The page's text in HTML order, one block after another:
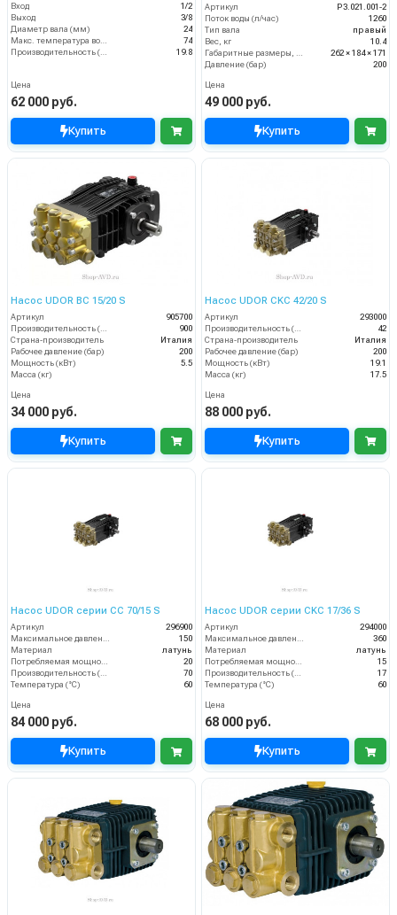
Вход
1/2
Выход
3/8
Диаметр вала (мм)
24
74
19.8
Цена
62 000 руб.
Купить
Артикул
P3.021.001-2
Поток воды (л/час)
1260
Тип вала
правый
Вес, кг
10.4
262 × 184 × 171
Давление (бар)
200
Цена
49 000 руб.
Купить
Насос UDOR BC 15/20 S
Артикул
905700
900
Страна-производитель
Италия
Рабочее давление (бар)
200
Мощность (кВт)
5.5
Масса (кг)
Цена
34 000 руб.
Купить
Насос UDOR CKC 42/20 S
Артикул
293000
42
Страна-производитель
Италия
Рабочее давление (бар)
200
Мощность (кВт)
19.1
Масса (кг)
17.5
Цена
88 000 руб.
Купить
Насос UDOR серии CC 70/15 S
Артикул
296900
Максимальное давление (бар)
150
Материал
латунь
Потребляемая мощность (кВт)
20
Производительность (л/мин)
70
Температура (°C)
60
Цена
84 000 руб.
Купить
Насос UDOR серии CKC 17/36 S
Артикул
294000
Максимальное давление (бар)
360
Материал
латунь
Потребляемая мощность (кВт)
15
Производительность (л/мин)
17
Температура (°C)
60
Цена
68 000 руб.
Купить